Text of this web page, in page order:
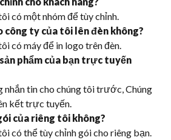
có một nhóm để tùy chỉnh.
công ty của tôi lên đèn không?
có máy để in logo trên đèn.
phẩm của bạn trực tuyến
nhắn tin cho chúng tôi trước, Chúng
kết trực tuyến.
của riêng tôi không?
có thể tùy chỉnh gói cho riêng bạn.